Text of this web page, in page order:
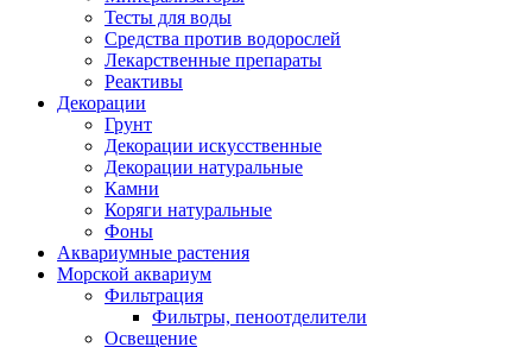
Тесты для воды
Средства против водорослей
Лекарственные препараты
Реактивы
Декорации
Грунт
Декорации искусственные
Декорации натуральные
Камни
Коряги натуральные
Фоны
Аквариумные растения
Морской аквариум
Фильтрация
Фильтры, пеноотделители
Освещение